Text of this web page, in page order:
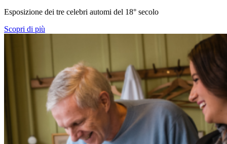
Esposizione dei tre celebri automi del 18° secolo
Scopri di più